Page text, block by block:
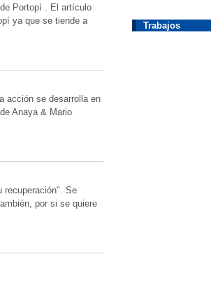
Portopí . El artículo
ya que se tiende a
acción se desarrolla en
Anaya & Mario
recuperación". Se
por si se quiere
Trabajos